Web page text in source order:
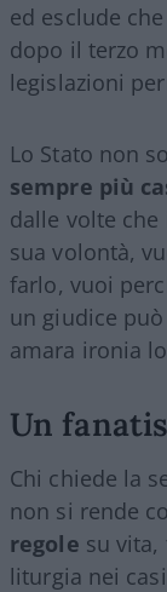
ed esclude
dopo il terzo
legislazioni
Lo Stato non
sempre più
dalle volte
sua volontà,
farlo, vuoi
un giudice
amara ironia
Un
Chi chiede la
non si rende
regole su
liturgia nei